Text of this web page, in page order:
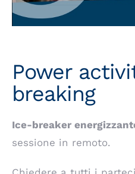
Power
breaking
Ice-breaker
sessione in remoto.